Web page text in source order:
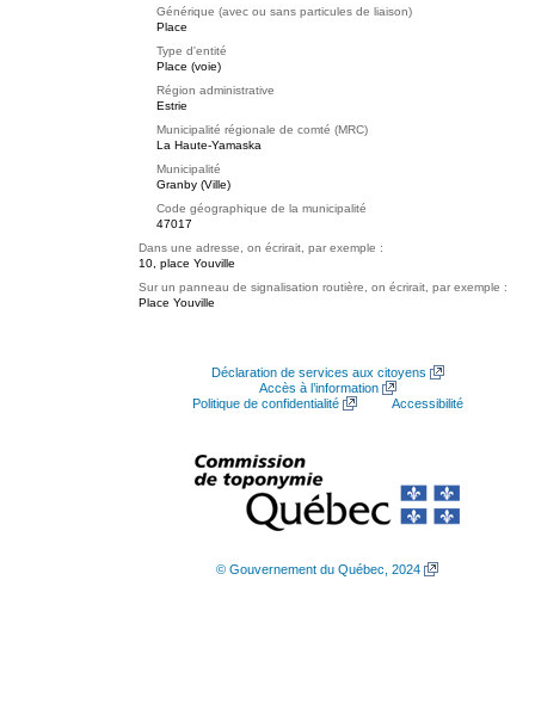
Générique (avec ou sans particules de liaison)
Place
Type d'entité
Place (voie)
Région administrative
Estrie
Municipalité régionale de comté (MRC)
La Haute-Yamaska
Municipalité
Granby (Ville)
Code géographique de la municipalité
47017
Dans une adresse, on écrirait, par exemple :
10, place Youville
Sur un panneau de signalisation routière, on écrirait, par exemple :
Place Youville
Déclaration de services aux citoyens
Accès à l’information
Politique de confidentialité
Accessibilité
© Gouvernement du Québec, 2024